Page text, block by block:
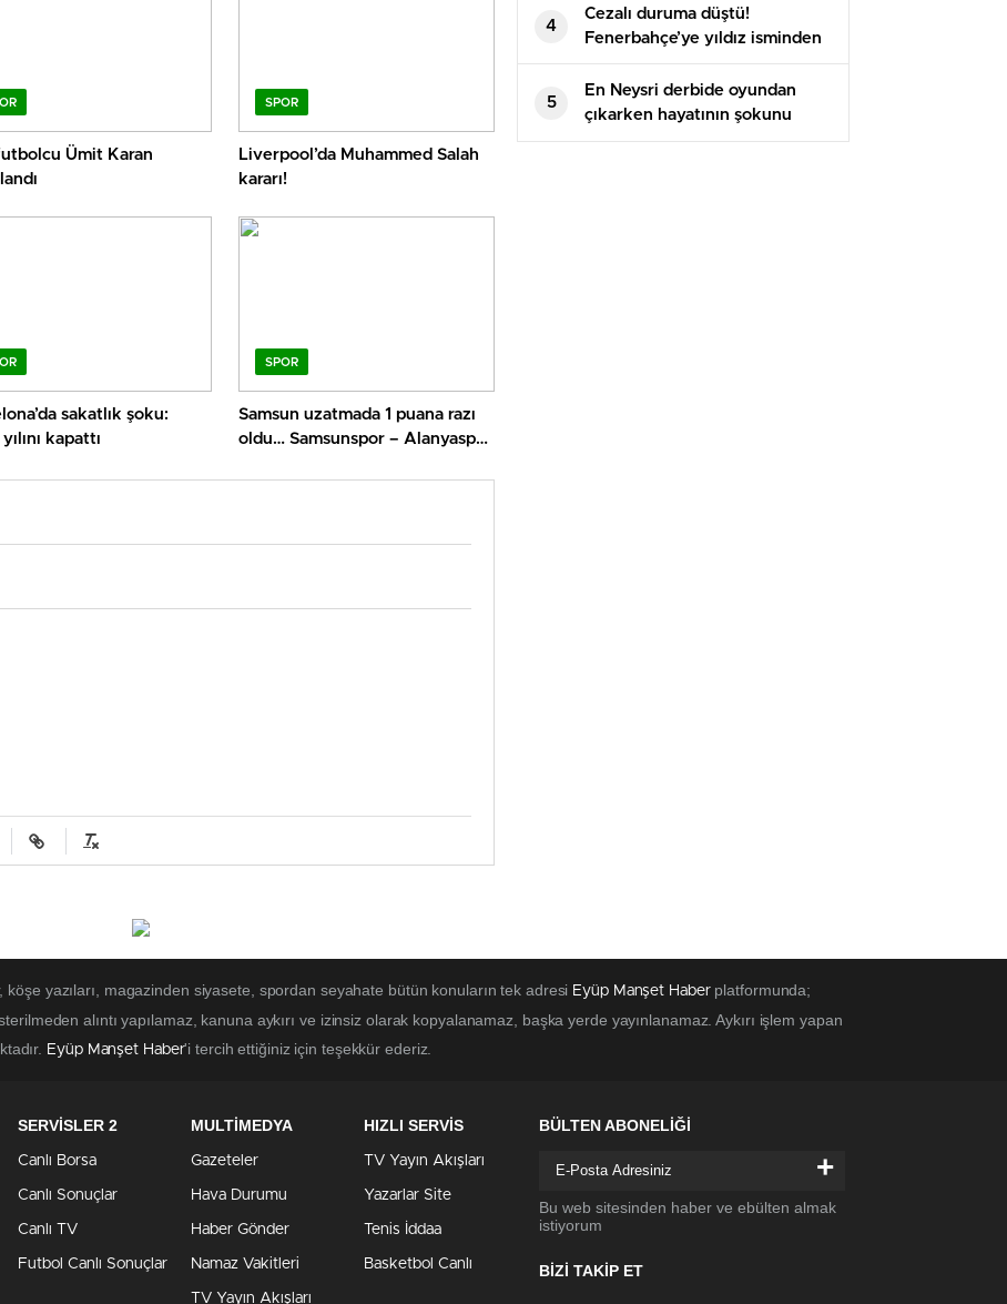
Ümit Karan
SPOR
Liverpool’da Muhammed Salah
kararı!
sakatlık şoku:
kapattı
SPOR
Samsun uzatmada 1 puana razı
oldu… Samsunspor – Alanyaspor
4
Cezalı duruma düştü!
Fenerbahçe’ye yıldız isminden
kötü haber
5
En Neysri derbide oyundan
çıkarken hayatının şokunu
yaşadı!
yazıları, magazinden siyasete, spordan seyahate bütün konuların tek adresi Eyüp Manşet Haber platformunda;
alıntı yapılamaz, kanuna aykırı ve izinsiz olarak kopyalanamaz, başka yerde yayınlanamaz. Aykırı işlem yapan
Eyüp Manşet Haber'i tercih ettiğiniz için teşekkür ederiz.
SERVİSLER 2
Canlı Borsa
Canlı Sonuçlar
Canlı TV
Futbol Canlı Sonuçlar
MULTİMEDYA
Gazeteler
Hava Durumu
Haber Gönder
Namaz Vakitleri
TV Yayın Akışları
HIZLI SERVİS
TV Yayın Akışları
Yazarlar Site
Tenis İddaa
Basketbol Canlı
BÜLTEN ABONELİĞİ
+
Bu web sitesinden haber ve ebülten almak
istiyorum
BİZİ TAKİP ET